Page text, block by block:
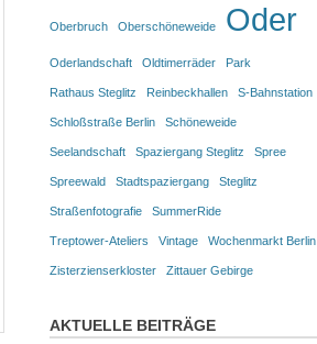
Oberbruch Oberschöneweide Oder
Oderlandschaft Oldtimerräder Park
Rathaus Steglitz Reinbeckhallen S-Bahnstation
Schloßstraße Berlin Schöneweide
Seelandschaft Spaziergang Steglitz Spree
Spreewald Stadtspaziergang Steglitz
Straßenfotografie SummerRide
Treptower-Ateliers Vintage Wochenmarkt Berlin
Zisterzienserkloster Zittauer Gebirge
AKTUELLE BEITRÄGE